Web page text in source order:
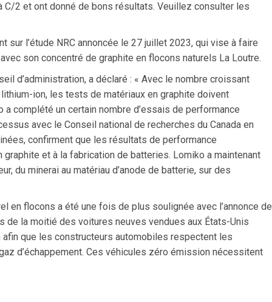
2 et ont donné de bons résultats. Veuillez consulter les
l’étude NRC annoncée le 27 juillet 2023, qui vise à faire
son concentré de graphite en flocons naturels La Loutre.
d’administration, a déclaré : « Avec le nombre croissant
ion, les tests de matériaux en graphite doivent
complété un certain nombre d’essais de performance
avec le Conseil national de recherches du Canada en
confirment que les résultats de performance
graphite et à la fabrication de batteries. Lomiko a maintenant
du minerai au matériau d’anode de batterie, sur des
en flocons a été une fois de plus soulignée avec l’annonce de
de la moitié des voitures neuves vendues aux États-Unis
que les constructeurs automobiles respectent les
d’échappement. Ces véhicules zéro émission nécessitent